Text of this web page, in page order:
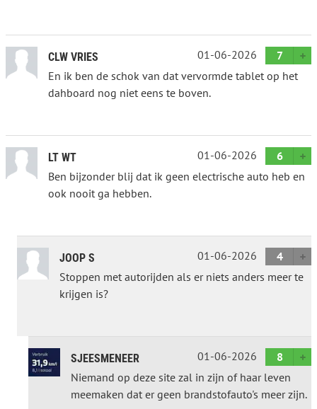
CLW VRIES 01-06-2026
7
En ik ben de schok van dat vervormde tablet op het
dahboard nog niet eens te boven.
LT WT 01-06-2026
6
Ben bijzonder blij dat ik geen electrische auto heb en
ook nooit ga hebben.
JOOP S 01-06-2026
4
Stoppen met autorijden als er niets anders meer te
krijgen is?
SJEESMENEER 01-06-2026
8
Niemand op deze site zal in zijn of haar leven
meemaken dat er geen brandstofauto's meer zijn.